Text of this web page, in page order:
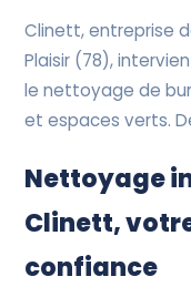
Clinett, entreprise
Plaisir (78),
le nettoyage de
et espaces verts.
Nettoyage
Clinett,
confiance